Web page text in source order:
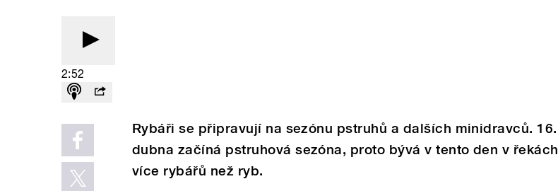
2:52
Rybáři se připravují na sezónu pstruhů a dalších minidravců. 16.
dubna začíná pstruhová sezóna, proto bývá v tento den v řekách
více rybářů než ryb.